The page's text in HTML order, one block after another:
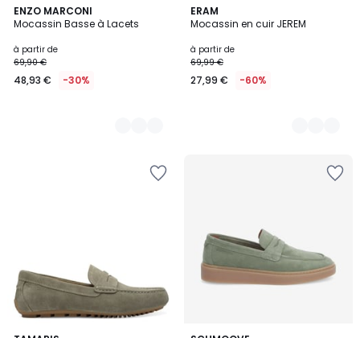
ENZO MARCONI
Mocassin Basse à Lacets
à partir de
69,90 €
48,93 € -30%
3
Couleurs
ERAM
Mocassin en cuir JEREM
à partir de
69,99 €
27,99 € -60%
3
Couleurs